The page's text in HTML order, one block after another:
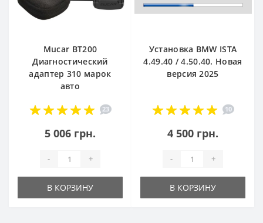
Mucar BT200
Диагностический
адаптер 310 марок
авто
23
5 006 грн.
- +
В КОРЗИНУ
Установка BMW ISTA
4.49.40 / 4.50.40. Новая
версия 2025
10
4 500 грн.
- +
В КОРЗИНУ